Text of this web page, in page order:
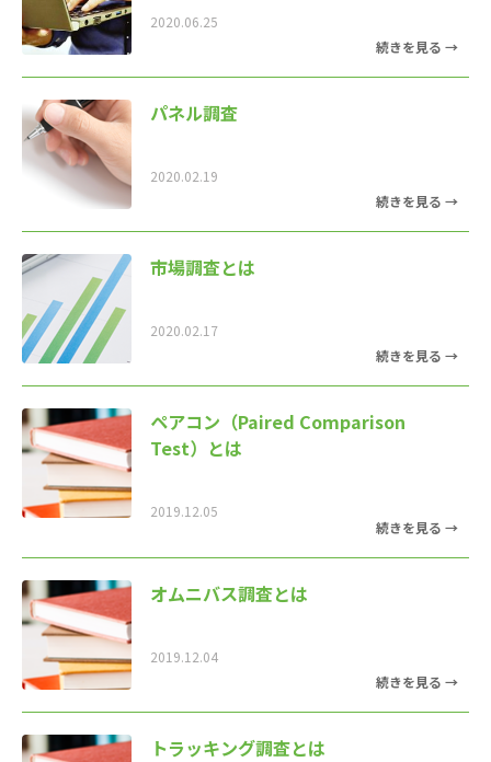
2020.06.25
パネル調査
2020.02.19
市場調査とは
2020.02.17
ペアコン（Paired Comparison
Test）とは
2019.12.05
オムニバス調査とは
2019.12.04
トラッキング調査とは